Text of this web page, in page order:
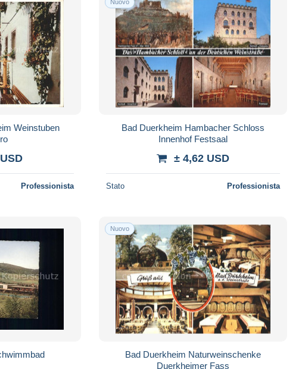
Weinstuben
Professionista
Nuovo
Bad Duerkheim Hambacher Schloss
Innenhof Festsaal
± 4,62 USD
Stato Professionista
Nuovo
Bad Duerkheim Naturweinschenke
Duerkheimer Fass